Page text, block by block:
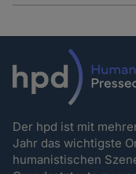
Der hpd ist mit
Jahr das wichtigste
humanistischen